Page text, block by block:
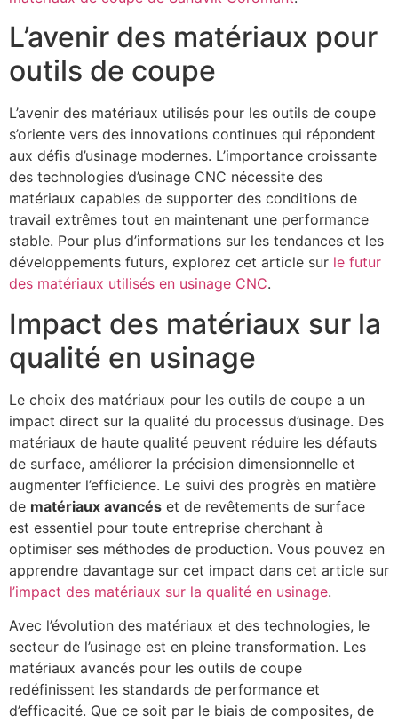
L’avenir des matériaux pour
outils de coupe
L’avenir des matériaux utilisés pour les outils de coupe
s’oriente vers des innovations continues qui répondent
aux défis d’usinage modernes. L’importance croissante
des technologies d’usinage CNC nécessite des
matériaux capables de supporter des conditions de
travail extrêmes tout en maintenant une performance
stable. Pour plus d’informations sur les tendances et les
développements futurs, explorez cet article sur le futur
des matériaux utilisés en usinage CNC.
Impact des matériaux sur la
qualité en usinage
Le choix des matériaux pour les outils de coupe a un
impact direct sur la qualité du processus d’usinage. Des
matériaux de haute qualité peuvent réduire les défauts
de surface, améliorer la précision dimensionnelle et
augmenter l’efficience. Le suivi des progrès en matière
de matériaux avancés et de revêtements de surface
est essentiel pour toute entreprise cherchant à
optimiser ses méthodes de production. Vous pouvez en
apprendre davantage sur cet impact dans cet article sur
l’impact des matériaux sur la qualité en usinage.
Avec l’évolution des matériaux et des technologies, le
secteur de l’usinage est en pleine transformation. Les
matériaux avancés pour les outils de coupe
redéfinissent les standards de performance et
d’efficacité. Que ce soit par le biais de composites, de